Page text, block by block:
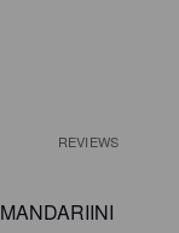
REVIEWS
MANDARIINI